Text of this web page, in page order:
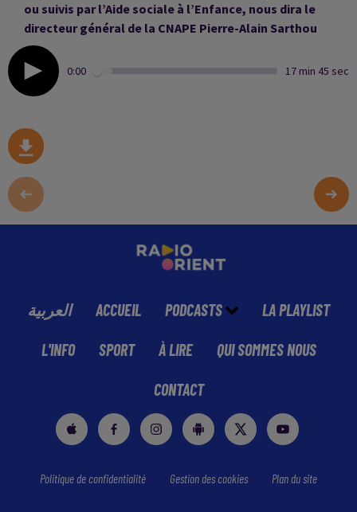
ou suivis par l’Aide sociale à l’Enfance, nous dira le
directeur général de la CNAPE Pierre-Alain Sarthou
0:00 17 min 45 sec
العربية ACCUEIL PODCASTS LA PLAYLIST
L'INFO SPORT À LIRE QUI SOMMES NOUS
CONTACT
Politique de confidentialité Gestion des cookies Plan du site